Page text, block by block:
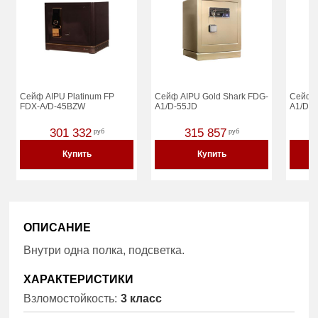
Сейф AIPU Platinum FP
FDX-A/D-45BZW
301 332 руб
Купить
Сейф AIPU Gold Shark FDG-
A1/D-55JD
315 857 руб
Купить
Сейф
A1/D-
ОПИСАНИЕ
Внутри одна полка, подсветка.
ХАРАКТЕРИСТИКИ
Взломостойкость: 3 класс